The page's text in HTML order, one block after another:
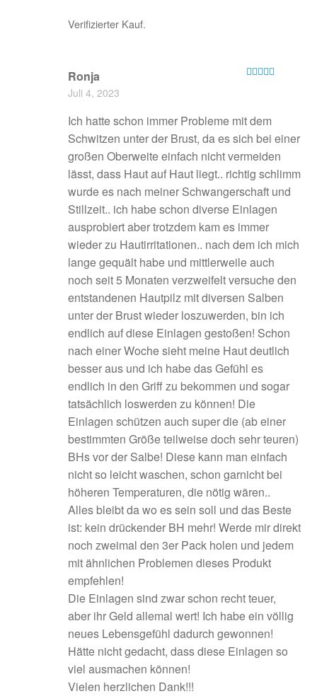
Verifizierter Kauf.
Ronja
Juli 4, 2023
Ich hatte schon immer Probleme mit dem
Schwitzen unter der Brust, da es sich bei einer
großen Oberweite einfach nicht vermeiden
lässt, dass Haut auf Haut liegt.. richtig schlimm
wurde es nach meiner Schwangerschaft und
Stillzeit.. ich habe schon diverse Einlagen
ausprobiert aber trotzdem kam es immer
wieder zu Hautirritationen.. nach dem ich mich
lange gequält habe und mittlerweile auch
noch seit 5 Monaten verzweifelt versuche den
entstandenen Hautpilz mit diversen Salben
unter der Brust wieder loszuwerden, bin ich
endlich auf diese Einlagen gestoßen! Schon
nach einer Woche sieht meine Haut deutlich
besser aus und ich habe das Gefühl es
endlich in den Griff zu bekommen und sogar
tatsächlich loswerden zu können! Die
Einlagen schützen auch super die (ab einer
bestimmten Größe teilweise doch sehr teuren)
BHs vor der Salbe! Diese kann man einfach
nicht so leicht waschen, schon garnicht bei
höheren Temperaturen, die nötig wären..
Alles bleibt da wo es sein soll und das Beste
ist: kein drückender BH mehr! Werde mir direkt
noch zweimal den 3er Pack holen und jedem
mit ähnlichen Problemen dieses Produkt
empfehlen!
Die Einlagen sind zwar schon recht teuer,
aber ihr Geld allemal wert! Ich habe ein völlig
neues Lebensgefühl dadurch gewonnen!
Hätte nicht gedacht, dass diese Einlagen so
viel ausmachen können!
Vielen herzlichen Dank!!!